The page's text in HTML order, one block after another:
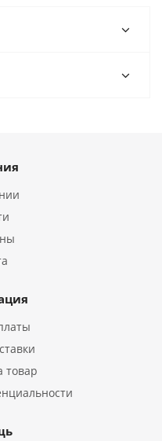
товар